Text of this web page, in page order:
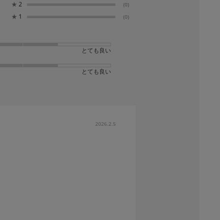
★ 2 (0)
★ 1 (0)
とても良い
とても良い
2026.2.5